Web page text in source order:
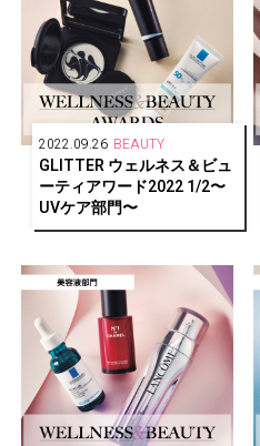
2022.09.26 BEAUTY
GLITTER ウェルネス＆ビュ
ーティアワード2022 1/2〜
UVケア部門〜